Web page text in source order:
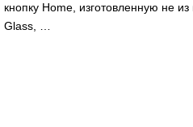
кнопку Home, изготовленную не
Glass, …